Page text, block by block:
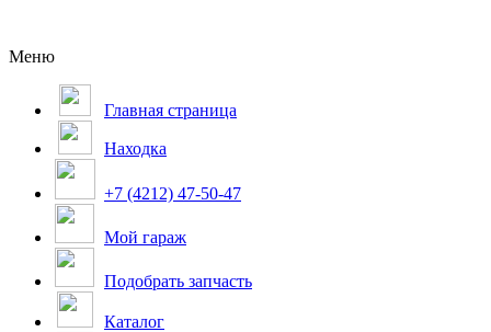
Меню
Главная страница
Находка
+7 (4212) 47-50-47
Мой гараж
Подобрать запчасть
Каталог